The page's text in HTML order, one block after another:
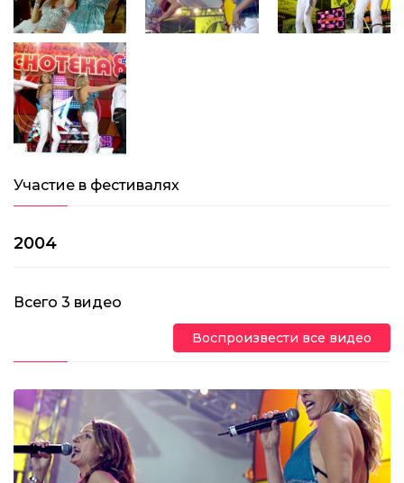
Участие в фестивалях
2004
Всего 3 видео
Воспроизвести все видео